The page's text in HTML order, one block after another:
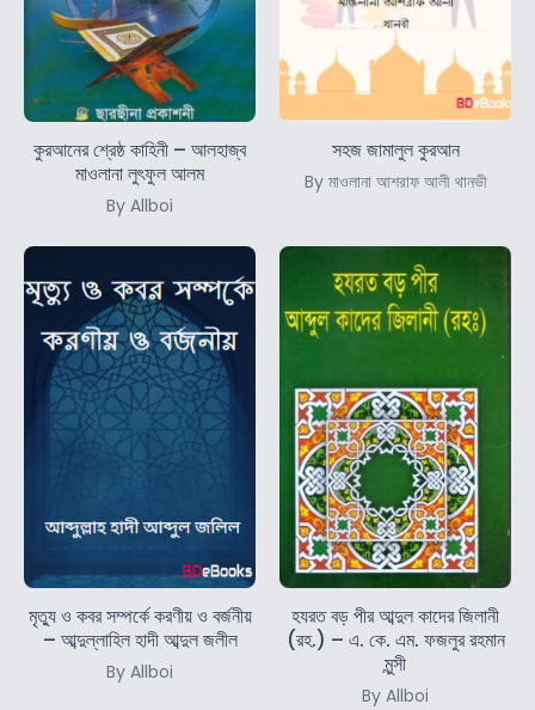
কুরআনের শ্রেষ্ঠ কাহিনী – আলহাজ্ব
মাওলানা লুৎফুল আলম
By Allboi
সহজ জামালুল কুরআন
By মাওলানা আশরাফ আলী থানভী
মৃত্যু ও কবর সম্পর্কে করণীয় ও বর্জনীয়
– আব্দুল্লাহিল হাদী আব্দুল জলীল
By Allboi
হযরত বড় পীর আব্দুল কাদের জিলানী
(রহ.) – এ. কে. এম. ফজলুর রহমান
মুন্সী
By Allboi